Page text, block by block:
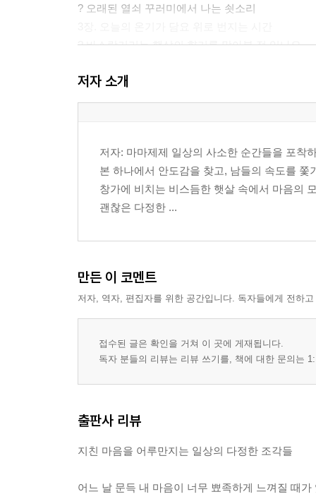
? 오래된 열쇠 꾸러미에서 나는 쇳소리
? 바스락거리는 햇살의 향기를 맡아본 적 있나요
? 앞치마 끈을 리본으로 묶다 멈춰 선 이유
4장. 이름 대신 예쁜 수식어를 붙여주고 싶은 것들
? 이름 없이도 쑥쑥 자라나는 화분처럼
5장. 내가 모르는 사이 나를 찾아온 계절
? 늘 바르던 립스틱 색깔이 어색하게 느껴질 때
? 뒤늦게 도착한 대답들도 모두 소중해
? 창문에 맺힌 빗방울이 그리는 지도를 따라
? 옷깃에 매달려온 작은 씨앗 하나
? 오후 네 시, 주전자에서 피어오르는 김
7장. 나만의 예쁜 보폭으로 건너가는 길
? 음악이 멈춘 자리에서 찾은 기분 좋은 쉼표
에필로그
? 내 마음의 모서리가 조금 둥글어졌을 뿐
저자 소개
저자: 마마제제 일상의 사소한 순간들을 포착
본 하나에서 안도감을 찾고, 남들의 속도를
창가에 비치는 비스듬한 햇살 속에서 마음의
괜찮은 다정한 ...
만든 이 코멘트
저자, 역자, 편집자를 위한 공간입니다. 독자들에게 전하
접수된 글은 확인을 거쳐 이 곳에 게재됩니다.
독자 분들의 리뷰는 리뷰 쓰기를, 책에 대한 문의는
출판사 리뷰
지친 마음을 어루만지는 일상의 다정한 조각들
어느 날 문득 내 마음이 너무 뾰족하게 느껴질 때가